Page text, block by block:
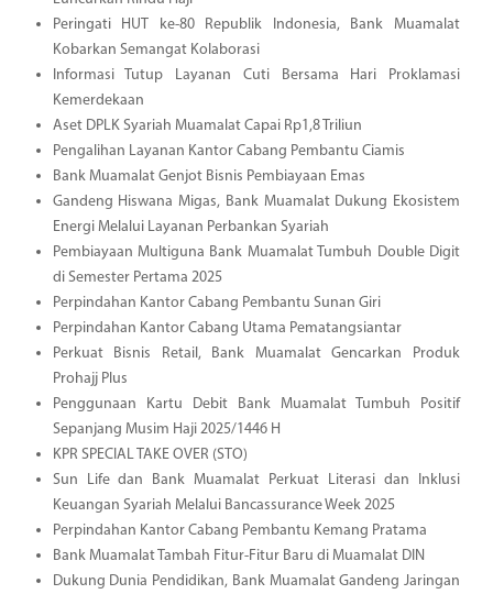
Peringati HUT ke-80 Republik Indonesia, Bank Muamalat
Kobarkan Semangat Kolaborasi
Informasi Tutup Layanan Cuti Bersama Hari Proklamasi
Kemerdekaan
Aset DPLK Syariah Muamalat Capai Rp1,8 Triliun
Pengalihan Layanan Kantor Cabang Pembantu Ciamis
Bank Muamalat Genjot Bisnis Pembiayaan Emas
Gandeng Hiswana Migas, Bank Muamalat Dukung Ekosistem
Energi Melalui Layanan Perbankan Syariah
Pembiayaan Multiguna Bank Muamalat Tumbuh Double Digit
di Semester Pertama 2025
Perpindahan Kantor Cabang Pembantu Sunan Giri
Perpindahan Kantor Cabang Utama Pematangsiantar
Perkuat Bisnis Retail, Bank Muamalat Gencarkan Produk
Prohajj Plus
Penggunaan Kartu Debit Bank Muamalat Tumbuh Positif
Sepanjang Musim Haji 2025/1446 H
KPR SPECIAL TAKE OVER (STO)
Sun Life dan Bank Muamalat Perkuat Literasi dan Inklusi
Keuangan Syariah Melalui Bancassurance Week 2025
Perpindahan Kantor Cabang Pembantu Kemang Pratama
Bank Muamalat Tambah Fitur-Fitur Baru di Muamalat DIN
Dukung Dunia Pendidikan, Bank Muamalat Gandeng Jaringan